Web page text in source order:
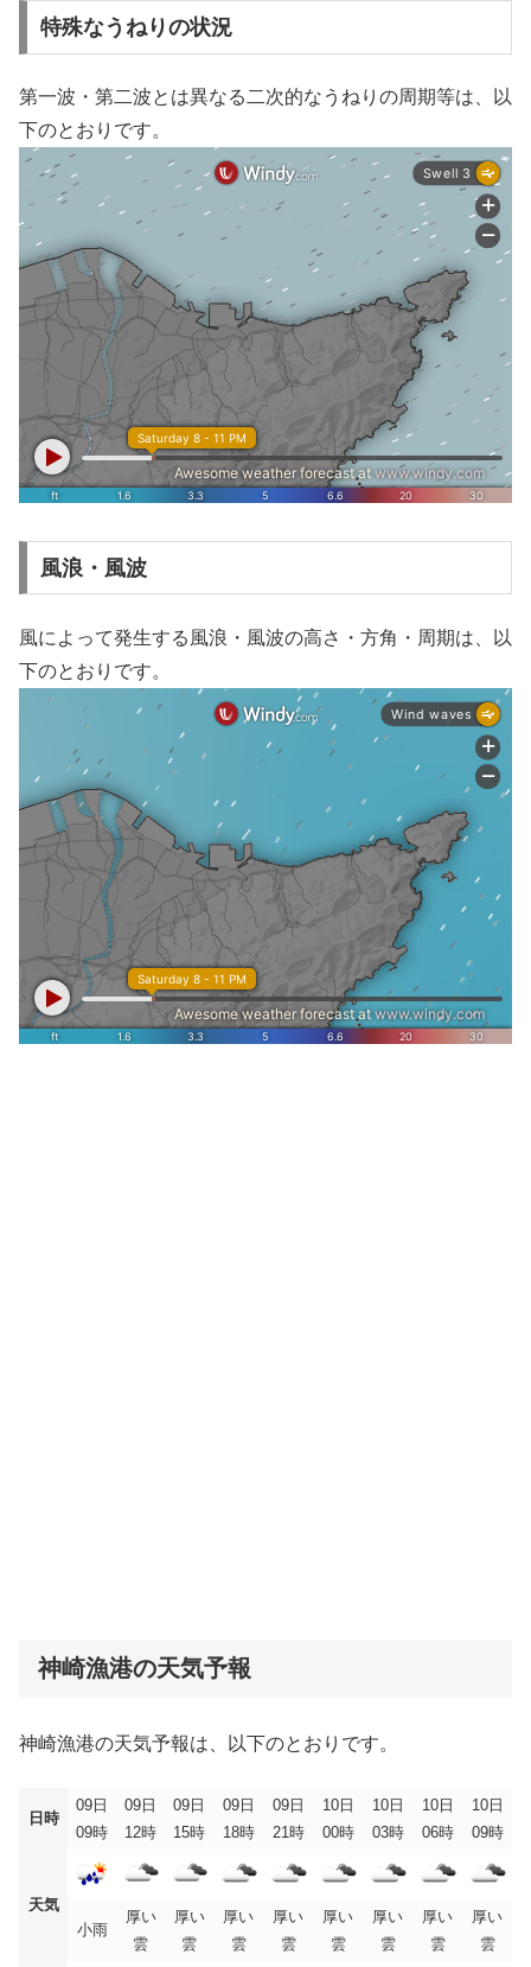
特殊なうねりの状況
第一波・第二波とは異なる二次的なうねりの周期等は、以
下のとおりです。
風浪・風波
風によって発生する風浪・風波の高さ・方角・周期は、以
下のとおりです。
神崎漁港の天気予報
神崎漁港の天気予報は、以下のとおりです。
日時
09日
09時
09日
12時
09日
15時
09日
18時
09日
21時
10日
00時
10日
03時
10日
06時
10日
09時
天気
小雨
厚い
雲
厚い
雲
厚い
雲
厚い
雲
厚い
雲
厚い
雲
厚い
雲
厚い
雲